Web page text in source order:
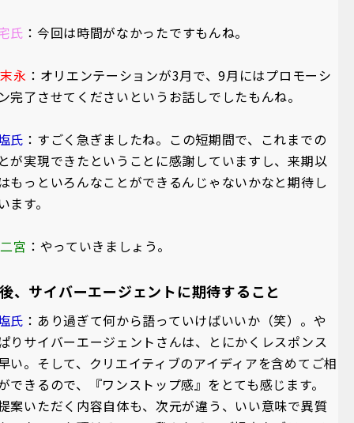
氏 ：今回は時間がなかったですもんね。
永 ：オリエンテーションが3月で、9月にはプロモーシ
完了させてくださいというお話しでしたもんね。
氏 ：すごく急ぎましたね。この短期間で、これまでの
が実現できたということに感謝していますし、来期以
もっといろんなことができるんじゃないかなと期待し
ます。
宮 ：やっていきましょう。
、サイバーエージェントに期待すること
氏 ：あり過ぎて何から語っていけばいいか（笑）。や
りサイバーエージェントさんは、とにかくレスポンス
い。そして、クリエイティブのアイディアを含めてご相
できるので、『ワンストップ感』をとても感じます。
案いただく内容自体も、次元が違う、いい意味で異質